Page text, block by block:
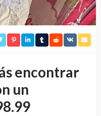
encontrar
un